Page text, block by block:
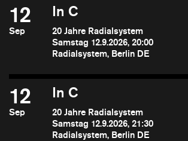
12
Sep
In C
20 Jahre Radialsystem
Samstag 12.9.2026, 20:00
Radialsystem, Berlin DE
12
Sep
In C
20 Jahre Radialsystem
Samstag 12.9.2026, 21:30
Radialsystem, Berlin DE